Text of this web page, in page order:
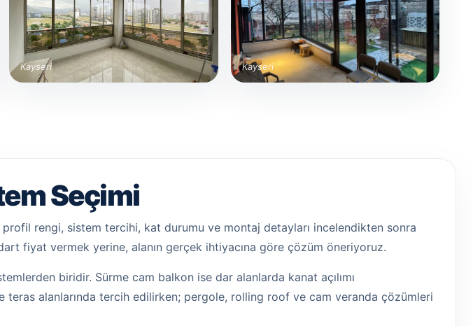
Kayseri Kayseri
Seçimi
rengi, sistem tercihi, kat durumu ve montaj detayları incelendikten sonra
fiyat vermek yerine, alanın gerçek ihtiyacına göre çözüm öneriyoruz.
biridir. Sürme cam balkon ise dar alanlarda kanat açılımı
alanlarında tercih edilirken; pergole, rolling roof ve cam veranda çözümleri